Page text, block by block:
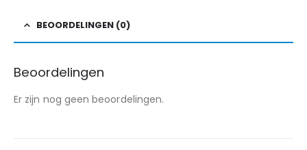
BEOORDELINGEN (0)
Beoordelingen
Er zijn nog geen beoordelingen.